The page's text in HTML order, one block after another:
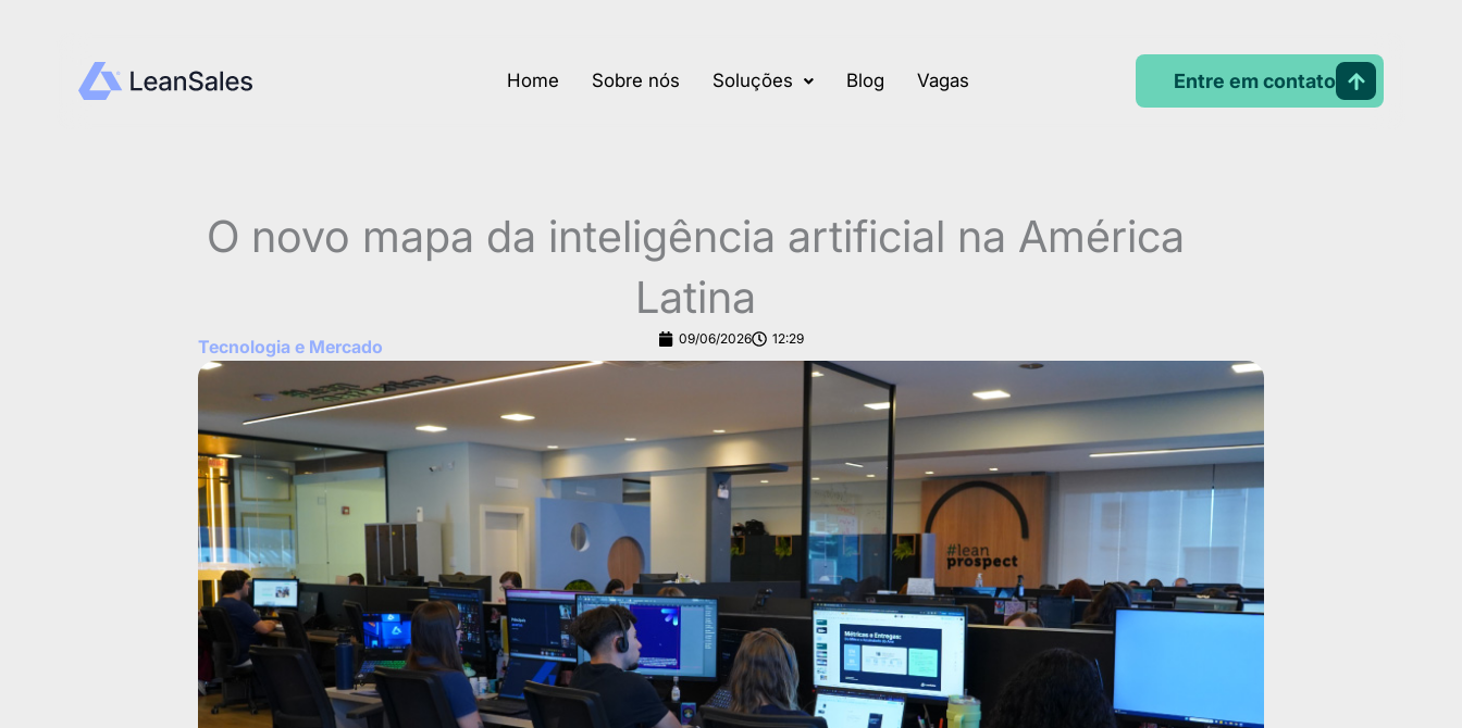
Home Sobre nós Soluções Blog Vagas Entre em contato
O novo mapa da inteligência artificial na América
Latina
09/06/2026 12:29
Tecnologia e Mercado